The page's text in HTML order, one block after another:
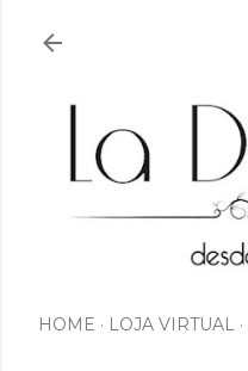
HOME LOJA VIRTUAL